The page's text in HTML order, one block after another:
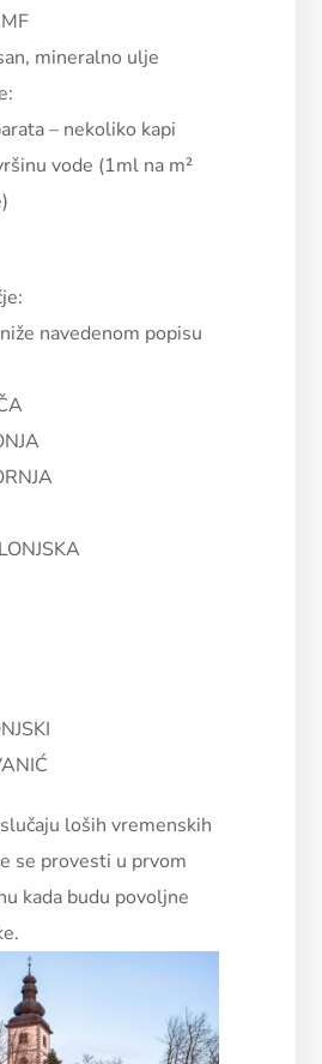
mineralno ulje
– nekoliko kapi
vode (1ml na m²
navedenom popisu
loših vremenskih
se provesti u prvom
kada budu povoljne